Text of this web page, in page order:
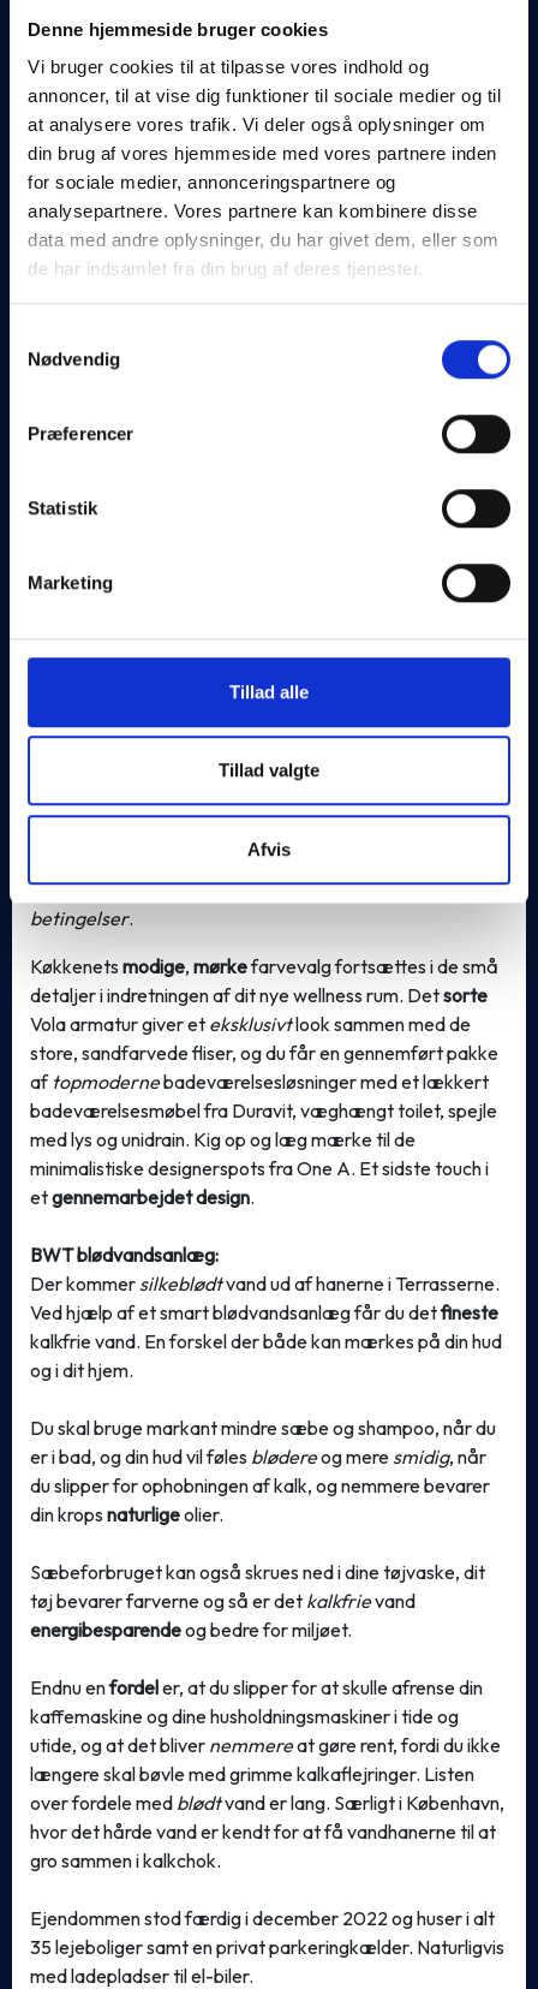
Denne hjemmeside bruger cookies
Vi bruger cookies til at tilpasse vores indhold og
annoncer, til at vise dig funktioner til sociale medier og til
at analysere vores trafik. Vi deler også oplysninger om
din brug af vores hjemmeside med vores partnere inden
for sociale medier, annonceringspartnere og
analysepartnere. Vores partnere kan kombinere disse
data med andre oplysninger, du har givet dem, eller som
de har indsamlet fra din brug af deres tjenester.
Nødvendig
Præferencer
Statistik
Marketing
Tillad alle
Tillad valgte
Afvis
Alt hvad der kommer fra Terrasserne er skabt med
respekt for det gode håndværk og er en hyldest til de
sjældne detaljer, der vidner om livskvaliteten i boligernes
indretning og indeklima.
Der er ikke sparet på detaljerne, heller ikke når det
kommer til energimærkningen. For ligesom boligerne, er
energimærket et tegn på et hjem med respekt for
naturen. Alle boligerne har opnået energimærke A2020,
creme af nye bygninger, får tildelt det højst opnåelige
For dig som lejer i et lavenergihus betyder det, at der
energisparende løsninger som har massevis af fordele
Du får en noget lavere varmeregning
Du reducerer dit eget CO2-udslip
Den overordnedeeksklusive designlinjeog udfoldelse af
mindful living konceptfortsætter på lejlighedens
badeværelse. For det første er rumfordelingen skabt med
, som er essentiel på et badeværelse,
ikke skal presses ind i et lille rum;Den fortjener optimale
betingelser.
Køkkenets modige, mørkefarvevalg fortsættes i de små
detaljer i indretningen af dit nye wellness rum. Detsorte
Vola armatur giver et eksklusivtlook sammen med de
store, sandfarvede fliser, og du får en gennemført pakke
af topmodernebadeværelsesløsninger med et lækkert
badeværelsesmøbel fra Duravit, væghængt toilet, spejle
med lys og unidrain. Kig op og læg mærke til de
minimalistiske designerspots fra One A. Et sidste touch i
etgennemarbejdet design.
BWT blødvandsanlæg:
Der kommer silkeblødtvand ud af hanerne i Terrasserne.
Ved hjælp af et smart blødvandsanlæg får du detfineste
kalkfrie vand. En forskel der både kan mærkes på din hud
og i dit hjem.
Du skal bruge markant mindre sæbe og shampoo, når du
er i bad, og din hud vil føles blødereog mere smidig, når
du slipper for ophobningen af kalk, og nemmere bevarer
din krops naturligeolier.
Sæbeforbruget kan også skrues ned i dine tøjvaske, dit
tøj bevarer farverne og så er det kalkfrievand
energibesparendeog bedre for miljøet.
Endnu enfordeler, at du slipper for at skulle afrense din
kaffemaskine og dine husholdningsmaskiner i tide og
utide, og at det bliver nemmereat gøre rent, fordi du ikke
længere skal bøvle med grimme kalkaflejringer. Listen
over fordele med blødtvand er lang. Særligt i København,
hvor det hårde vand er kendt for at få vandhanerne til at
gro sammen i kalkchok.
Ejendommen stod færdig i december 2022 og huser i alt
35 lejeboliger samt en privat parkeringkælder. Naturligvis
med ladepladser til el-biler.